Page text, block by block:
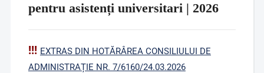
pentru asistenți universitari | 2026
!!! EXTRAS DIN HOTĂRÂREA CONSILIULUI DE
ADMINISTRAȚIE NR. 7/6160/24.03.2026